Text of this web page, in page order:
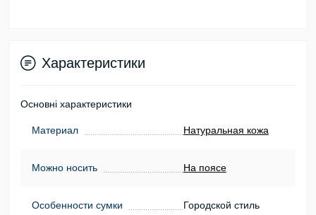
Характеристики
Основні характеристики
Материал Натуральная кожа
Можно носить На поясе
Особенности сумки Городской стиль